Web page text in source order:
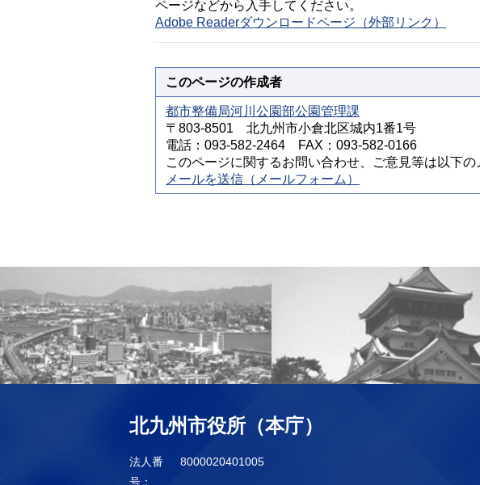
ページなどから入手してください。
Adobe Readerダウンロードページ（外部リンク）
このページの作成者
都市整備局河川公園部公園管理課
〒803-8501 北九州市小倉北区城内1番1号
電話：093-582-2464 FAX：093-582-0166
このページに関するお問い合わせ、ご意見等は以下の
メールを送信（メールフォーム）
北九州市役所（本庁）
法人番
号：
8000020401005